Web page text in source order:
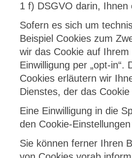
1 f) DSGVO darin,
Sofern es sich um
Beispiel Cookies zum
wir das Cookie auf
Einwilligung per „opt-in“.
Cookies erläutern wir
Dienstes, der das
Eine Einwilligung in die
den Cookie-Einstellungen
Sie können ferner Ihren